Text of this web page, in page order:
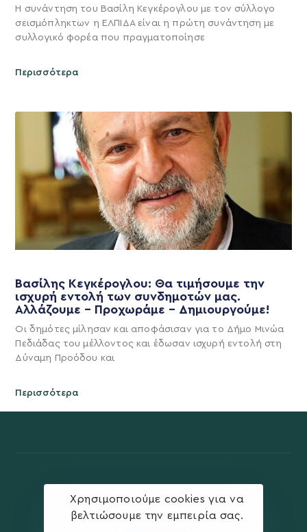
Η συνάντηση του Βασίλη Κεγκέρογλου με τον σύλλογο
σεισμόπληκτων η ΕΛΠΙΔΑ είναι η πρώτη συνάντηση με
συλλογικό φορέα που πραγματοποίησε
Περισσότερα
Βασίλης Κεγκέρογλου: Θα τιμήσουμε την
ισχυρή εντολή των συνδημοτών μας.
Αλλάζουμε – Προχωράμε – Δημιουργούμε!
Οι δημότες μίλησαν και αποφάσισαν για το Δήμο Μινώα
Πεδιάδας του μέλλοντος και έδωσαν ισχυρή εντολή στη
Δύναμη Προόδου και
Περισσότερα
Χρησιμοποιούμε cookies για να
βελτιώσουμε την εμπειρία σας.